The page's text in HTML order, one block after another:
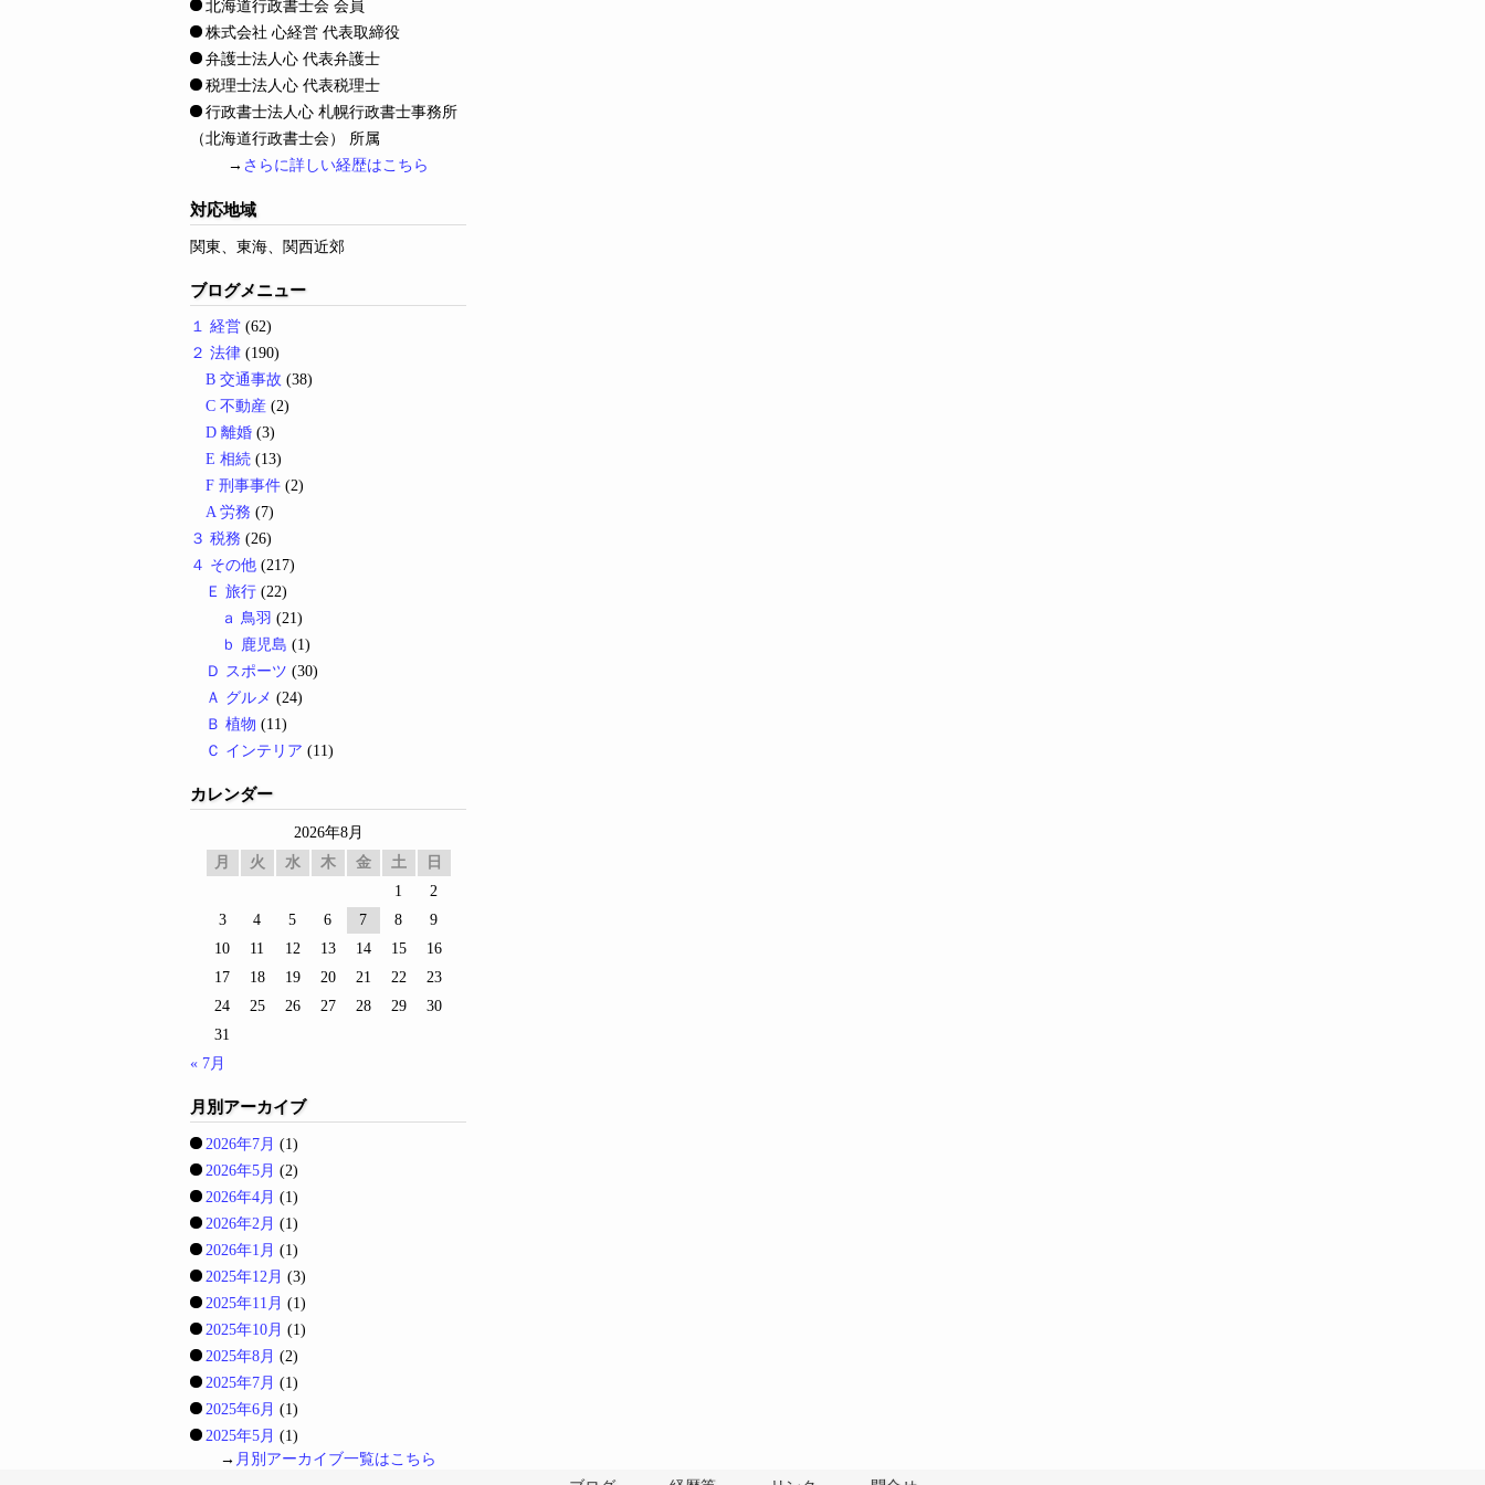
北海道行政書士会 会員
株式会社 心経営 代表取締役
弁護士法人心 代表弁護士
税理士法人心 代表税理士
行政書士法人心 札幌行政書士事務所
（北海道行政書士会） 所属
→ さらに詳しい経歴はこちら
対応地域
関東、東海、関西近郊
ブログメニュー
１ 経営 (62)
２ 法律 (190)
B 交通事故 (38)
C 不動産 (2)
D 離婚 (3)
E 相続 (13)
F 刑事事件 (2)
A 労務 (7)
３ 税務 (26)
４ その他 (217)
Ｅ 旅行 (22)
ａ 鳥羽 (21)
ｂ 鹿児島 (1)
Ｄ スポーツ (30)
Ａ グルメ (24)
Ｂ 植物 (11)
Ｃ インテリア (11)
カレンダー
2026年8月
月
火 水 木 金 土
日
1
2
3
4 5 6 7 8
9
10
11 12 13 14 15
16
17
18 19 20 21 22
23
24
25 26 27 28 29
30
31
« 7月
月別アーカイブ
2026年7月 (1)
2026年5月 (2)
2026年4月 (1)
2026年2月 (1)
2026年1月 (1)
2025年12月 (3)
2025年11月 (1)
2025年10月 (1)
2025年8月 (2)
2025年7月 (1)
2025年6月 (1)
2025年5月 (1)
→ 月別アーカイブ一覧はこちら